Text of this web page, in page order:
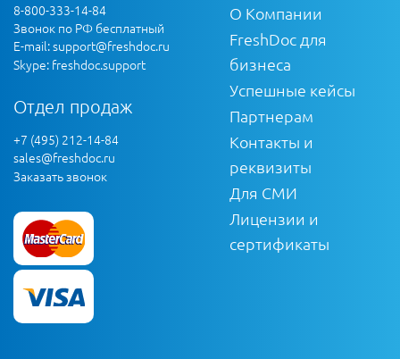
8-800-333-14-84
Звонок по РФ бесплатный
E-mail:support@freshdoc.ru
Skype: freshdoc.support
Отдел продаж
+7 (495) 212-14-84
sales@freshdoc.ru
Заказать звонок
О Компании
FreshDoc для
бизнеса
Успешные кейсы
Партнерам
Контакты и
реквизиты
Для СМИ
Лицензии и
сертификаты